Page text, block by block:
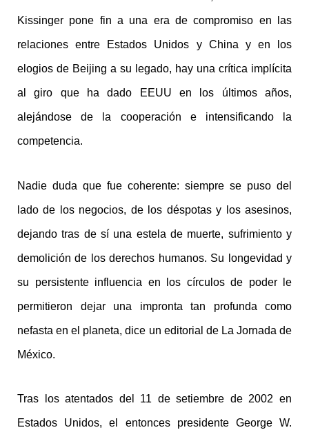
Kissinger pone fin a una era de compromiso en las
relaciones entre Estados Unidos y China y en los
elogios de Beijing a su legado, hay una crítica implícita
al giro que ha dado EEUU en los últimos años,
alejándose de la cooperación e intensificando la
competencia.
Nadie duda que fue coherente: siempre se puso del
lado de los negocios, de los déspotas y los asesinos,
dejando tras de sí una estela de muerte, sufrimiento y
demolición de los derechos humanos. Su longevidad y
su persistente influencia en los círculos de poder le
permitieron dejar una impronta tan profunda como
nefasta en el planeta, dice un editorial de La Jornada de
México.
Tras los atentados del 11 de setiembre de 2002 en
Estados Unidos, el entonces presidente George W.